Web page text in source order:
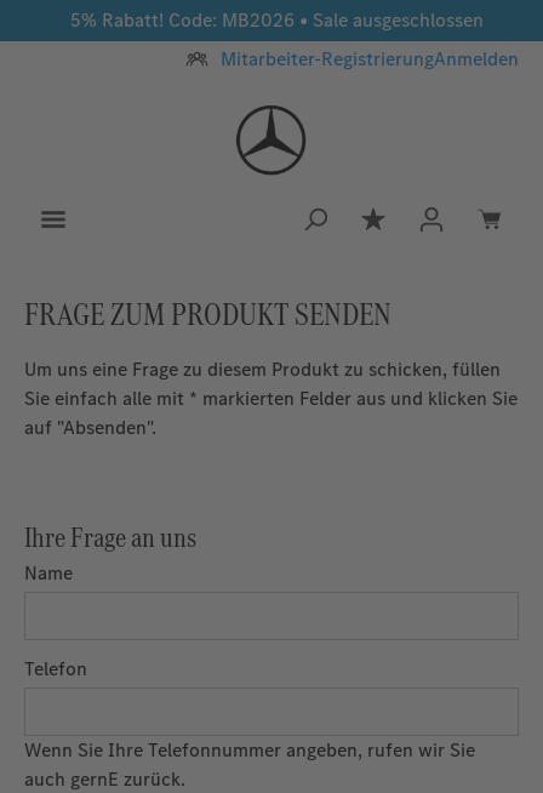
Zum Hauptinhalt springen
5% Rabatt! Code: MB2026 • Sale ausgeschlossen
Mitarbeiter-RegistrierungAnmelden
Du hast 0
FRAGE ZUM PRODUKT SENDEN
Um uns eine Frage zu diesem Produkt zu schicken, füllen
Sie einfach alle mit * markierten Felder aus und klicken Sie
auf "Absenden".
Ihre Frage an uns
Name
Telefon
Wenn Sie Ihre Telefonnummer angeben, rufen wir Sie
auch gernE zurück.